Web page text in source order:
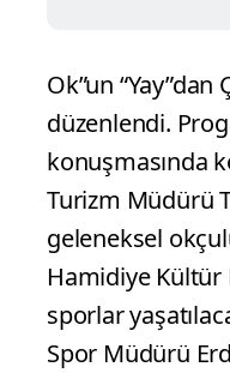
Ok”un “Yay”dan
düzenlendi.
konuşmasında
Turizm Müdürü
geleneksel
Hamidiye Kültür
sporlar
Spor Müdürü